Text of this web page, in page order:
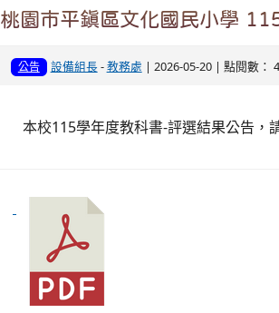
桃園市平鎮區文化國民小學
公告 設備組長-教務處 | 2026-05-20 | 點閱數：
本校115學年度教科書-評選結果公告，